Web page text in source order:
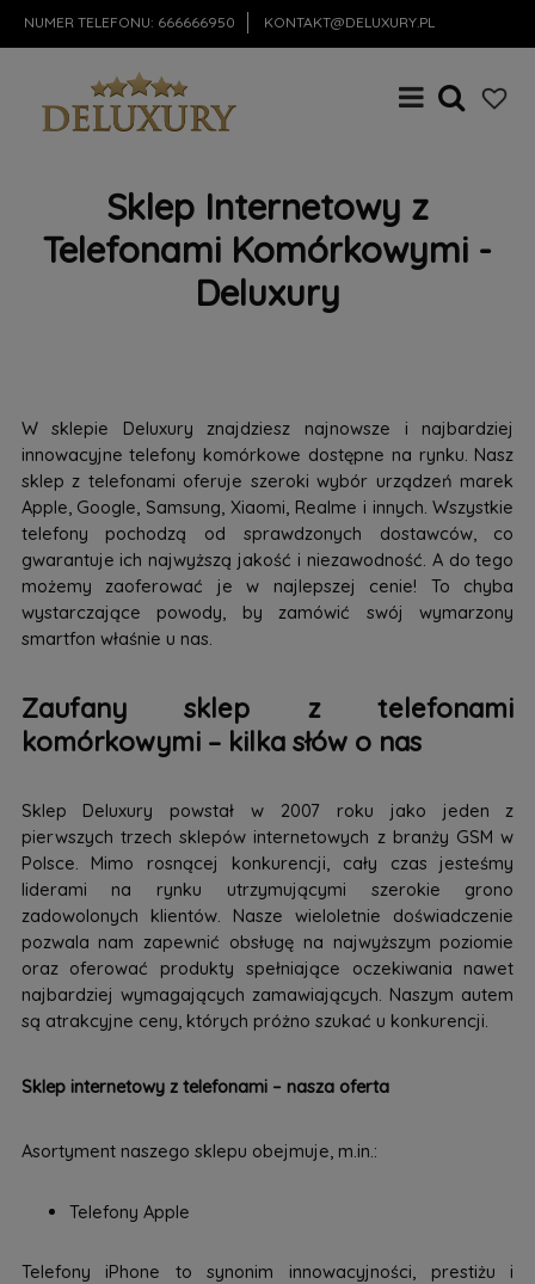
NUMER TELEFONU: 666666950 KONTAKT@DELUXURY.PL
Sklep Internetowy z
Telefonami Komórkowymi -
Deluxury
W sklepie Deluxury znajdziesz najnowsze i najbardziej
innowacyjne telefony komórkowe dostępne na rynku. Nasz
sklep z telefonami oferuje szeroki wybór urządzeń marek
Apple, Google, Samsung, Xiaomi, Realme i innych. Wszystkie
telefony pochodzą od sprawdzonych dostawców, co
gwarantuje ich najwyższą jakość i niezawodność. A do tego
możemy zaoferować je w najlepszej cenie! To chyba
wystarczające powody, by zamówić swój wymarzony
smartfon właśnie u nas.
Zaufany sklep z telefonami
komórkowymi – kilka słów o nas
Sklep Deluxury powstał w 2007 roku jako jeden z
pierwszych trzech sklepów internetowych z branży GSM w
Polsce. Mimo rosnącej konkurencji, cały czas jesteśmy
liderami na rynku utrzymującymi szerokie grono
zadowolonych klientów. Nasze wieloletnie doświadczenie
pozwala nam zapewnić obsługę na najwyższym poziomie
oraz oferować produkty spełniające oczekiwania nawet
najbardziej wymagających zamawiających. Naszym autem
są atrakcyjne ceny, których próżno szukać u konkurencji.
Sklep internetowy z telefonami – nasza oferta
Asortyment naszego sklepu obejmuje, m.in.:
Telefony Apple
Telefony iPhone to synonim innowacyjności, prestiżu i